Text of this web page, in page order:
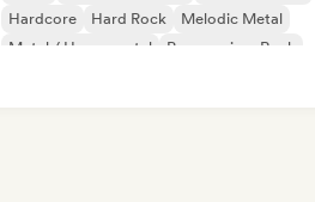
Hardcore
Hard Rock
Melodic Metal
Metal / Heavy metal
Progressiver Rock